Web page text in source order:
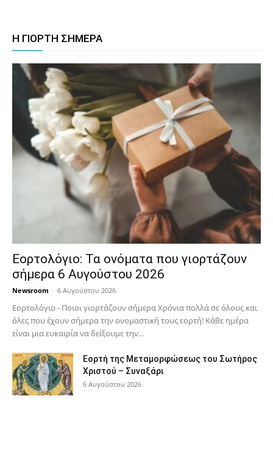
Η ΓΙΟΡΤΗ ΣΗΜΕΡΑ
Εορτολόγιο: Τα ονόματα που γιορτάζουν
σήμερα 6 Αυγούστου 2026
Newsroom - 6 Αυγούστου 2026
Εορτολόγιο - Ποιοι γιορτάζουν σήμερα Χρόνια πολλά σε όλους και
όλες που έχουν σήμερα την ονομαστική τους εορτή! Κάθε ημέρα
είναι μια ευκαιρία να δείξουμε την...
Εορτή της Μεταμορφώσεως του Σωτήρος
Χριστού – Συναξάρι
6 Αυγούστου 2026